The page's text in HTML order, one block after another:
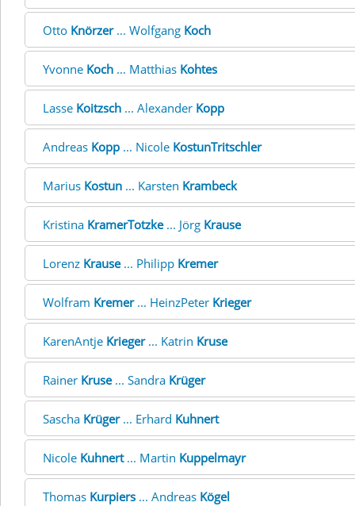
Otto Knörzer... Wolfgang Koch
Yvonne Koch ... Matthias Kohtes
Lasse Koitzsch ... Alexander Kopp
Andreas Kopp ... Nicole KostunTritschler
Marius Kostun ... Karsten Krambeck
Kristina KramerTotzke... Jörg Krause
Lorenz Krause... Philipp Kremer
Wolfram Kremer... HeinzPeter Krieger
KarenAntje Krieger... Katrin Kruse
Rainer Kruse... Sandra Krüger
Sascha Krüger... Erhard Kuhnert
Nicole Kuhnert... Martin Kuppelmayr
Thomas Kurpiers ... Andreas Kögel